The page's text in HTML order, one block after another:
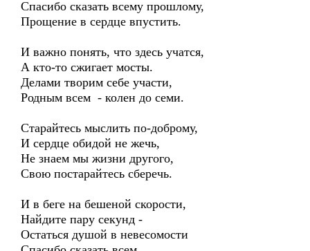
Спасибо сказать всему прошлому,
Прощение в сердце впустить.
И важно понять, что здесь учатся,
А кто-то сжигает мосты.
Делами творим себе участи,
Родным всем - колен до семи.
Старайтесь мыслить по-доброму,
И сердце обидой не жечь,
Не знаем мы жизни другого,
Свою постарайтесь сберечь.
И в беге на бешеной скорости,
Найдите пару секунд -
Остаться душой в невесомости